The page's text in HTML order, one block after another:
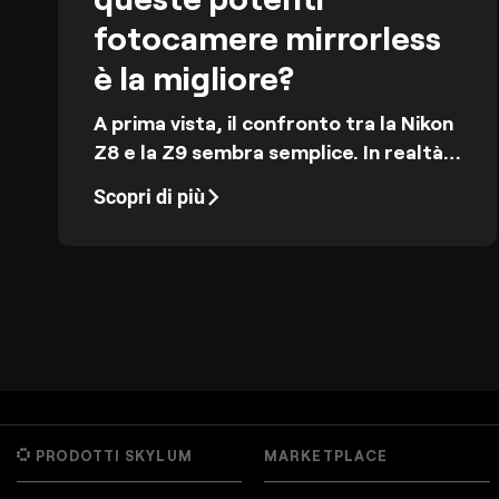
fotocamere mirrorless
è la migliore?
A prima vista, il confronto tra la Nikon
Z8 e la Z9 sembra semplice. In realtà,
quanto la maggior parte dei fotografi
Scopri di più
PRODOTTI SKYLUM MARKETPLACE